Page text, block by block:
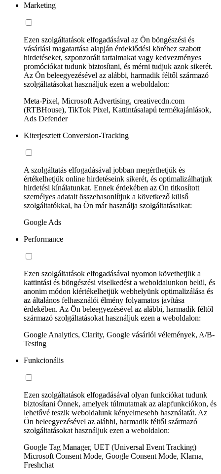
Marketing
Ezen szolgáltatások elfogadásával az Ön böngészési és
vásárlási magatartása alapján érdeklődési köréhez szabott
hirdetéseket, szponzorált tartalmakat vagy kedvezményes
promóciókat tudunk biztosítani, és mérni tudjuk azok sikerét.
Az Ön beleegyezésével az alábbi, harmadik féltől származó
szolgáltatásokat használjuk ezen a weboldalon:
Meta-Pixel, Microsoft Advertising, creativecdn.com
(RTBHouse), TikTok Pixel, Kattintásalapú termékajánlások,
Ads Defender
Kiterjesztett Conversion-Tracking
A szolgáltatás elfogadásával jobban megérthetjük és
értékelhetjük online hirdetéseink sikerét, és optimalizálhatjuk
hirdetési kínálatunkat. Ennek érdekében az Ön titkosított
személyes adatait összehasonlítjuk a következő külső
szolgáltatókkal, ha Ön már használja szolgáltatásaikat:
Google Ads
Performance
Ezen szolgáltatások elfogadásával nyomon követhetjük a
kattintási és böngészési viselkedést a weboldalunkon belül, és
anonim módon kiértékelhetjük webhelyünk optimalizálása és
az általános felhasználói élmény folyamatos javítása
érdekében. Az Ön beleegyezésével az alábbi, harmadik féltől
származó szolgáltatásokat használjuk ezen a weboldalon:
Google Analytics, Clarity, Google vásárlói vélemények, A/B-
Testing
Funkcionális
Ezen szolgáltatások elfogadásával olyan funkciókat tudunk
biztosítani Önnek, amelyek túlmutatnak az alapfunkciókon, és
lehetővé teszik weboldalunk kényelmesebb használatát. Az
Ön beleegyezésével az alábbi, harmadik féltől származó
szolgáltatásokat használjuk ezen a weboldalon:
Google Tag Manager, UET (Universal Event Tracking)
Microsoft Consent Mode, Google Consent Mode, Klarna,
Freshchat